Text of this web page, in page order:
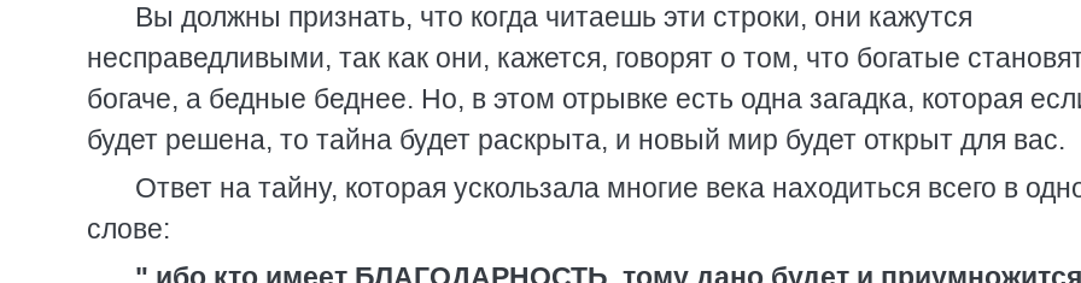
Вы должны признать, что когда читаешь эти строки, они кажутся
несправедливыми, так как они, кажется, говорят о том, что богатые
богаче, а бедные беднее. Но, в этом отрывке есть одна загадка, которая
будет решена, то тайна будет раскрыта, и новый мир будет открыт для вас.
Ответ на тайну, которая ускользала многие века находиться всего в
слове: